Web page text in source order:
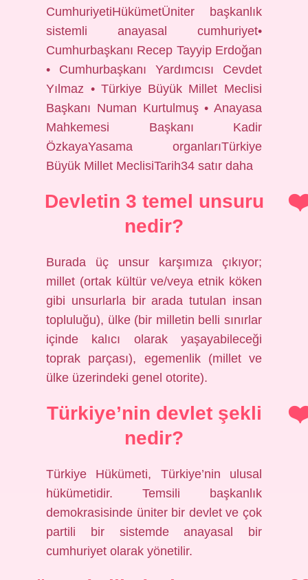
CumhuriyetiHükümetÜniter başkanlık
sistemli anayasal cumhuriyet•
Cumhurbaşkanı Recep Tayyip Erdoğan
• Cumhurbaşkanı Yardımcısı Cevdet
Yılmaz • Türkiye Büyük Millet Meclisi
Başkanı Numan Kurtulmuş • Anayasa
Mahkemesi Başkanı Kadir
ÖzkayaYasama organlarıTürkiye
Büyük Millet MeclisiTarih34 satır daha
Devletin 3 temel unsuru
nedir?
Burada üç unsur karşımıza çıkıyor;
millet (ortak kültür ve/veya etnik köken
gibi unsurlarla bir arada tutulan insan
topluluğu), ülke (bir milletin belli sınırlar
içinde kalıcı olarak yaşayabileceği
toprak parçası), egemenlik (millet ve
ülke üzerindeki genel otorite).
Türkiye’nin devlet şekli
nedir?
Türkiye Hükümeti, Türkiye’nin ulusal
hükümetidir. Temsili başkanlık
demokrasisinde üniter bir devlet ve çok
partili bir sistemde anayasal bir
cumhuriyet olarak yönetilir.